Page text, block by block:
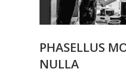
PHASELLUS
NULLA